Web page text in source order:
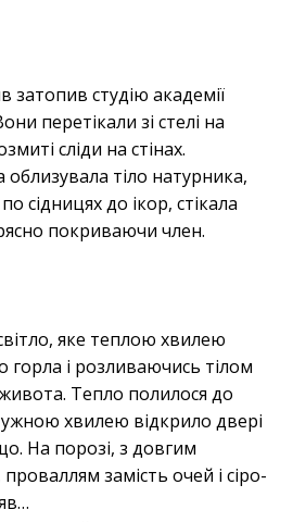
затопив студію академії
перетікали зі стелі на
сліди на стінах.
тіло натурника,
сідницях до ікор, стікала
покриваючи член.
яке теплою хвилею
горла і розливаючись тілом
Тепло полилося до
хвилею відкрило двері
На порозі, з довгим
замість очей і сіро-